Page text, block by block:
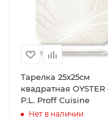
Тарелка 25x25см
квадратная OYSTER
P.L. Proff Cuisine
Нет в наличии